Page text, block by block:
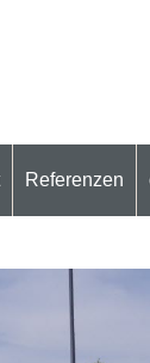
Referenzen